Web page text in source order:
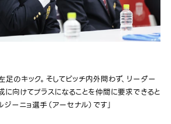
足のキック。そしてピッチ内外問わず、リーダー
に向けてプラスになることを仲間に要求できると
ーニョ選手（アーセナル）です」